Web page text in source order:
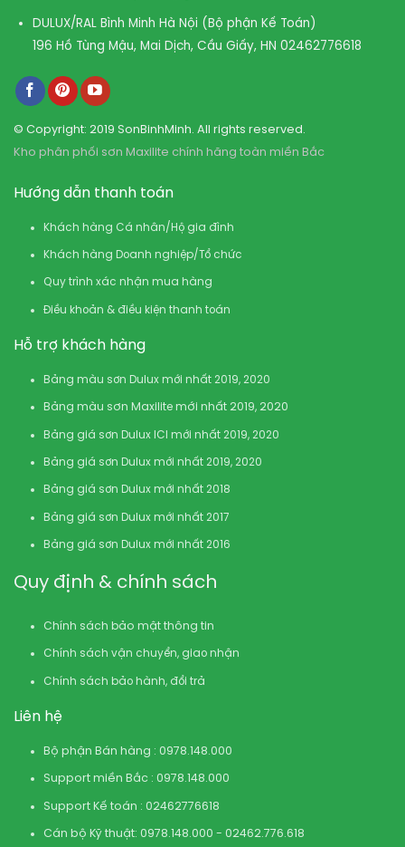
DULUX/RAL Bình Minh Hà Nội (Bộ phận Kế Toán)
196 Hồ Tùng Mậu, Mai Dịch, Cầu Giấy, HN 02462776618
© Copyright: 2019 SonBinhMinh. All rights reserved.
Kho phân phối sơn Maxilite chính hãng toàn miền Bắc
Hướng dẫn thanh toán
Khách hàng Cá nhân/Hộ gia đình
Khách hàng Doanh nghiệp/Tổ chức
Quy trình xác nhận mua hàng
Điều khoản & điều kiện thanh toán
Hỗ trợ khách hàng
Bảng màu sơn Dulux mới nhất 2019, 2020
Bảng màu sơn Maxilite mới nhất 2019, 2020
Bảng giá sơn Dulux ICI mới nhất 2019, 2020
Bảng giá sơn Dulux mới nhất 2019, 2020
Bảng giá sơn Dulux mới nhất 2018
Bảng giá sơn Dulux mới nhất 2017
Bảng giá sơn Dulux mới nhất 2016
Quy định & chính sách
Chính sách bảo mật thông tin
Chính sách vận chuyển, giao nhận
Chính sách bảo hành, đổi trả
Liên hệ
Bộ phận Bán hàng : 0978.148.000
Support miền Bắc : 0978.148.000
Support Kế toán : 02462776618
Cán bộ Kỹ thuật: 0978.148.000 - 02462.776.618